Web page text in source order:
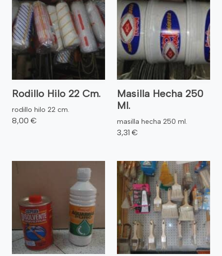
Rodillo Hilo 22 Cm.
rodillo hilo 22 cm.
8,00 €
Masilla Hecha 250
Ml.
masilla hecha 250 ml.
3,31 €